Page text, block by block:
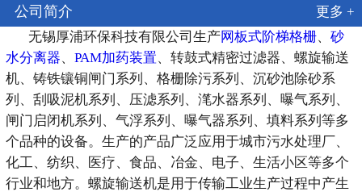
公司简介
更多 +
无锡厚浦环保科技有限公司生产网板式阶梯格栅、砂
水分离器、 PAM加药装置、转鼓式精密过滤器、螺旋输送
机、铸铁镶铜闸门系列、格栅除污系列、沉砂池除砂系
列、刮吸泥机系列、压滤系列、滗水器系列、曝气系列、
闸门启闭机系列、气浮系列、曝气器系列、填料系列等多
个品种的设备。生产的产品广泛应用于城市污水处理厂、
化工、纺织、医疗、食品、冶金、电子、生活小区等多个
行业和地方。螺旋输送机是用于传输工业生产过程中产生